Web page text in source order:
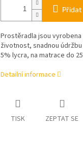
Přidat
Prostěradla jsou
životnost, snadnou
5% lycra, na matrace do
Detailní informace
TISK ZEPTAT SE